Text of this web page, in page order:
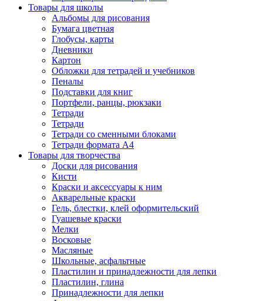
Товары для школы
Альбомы для рисования
Бумага цветная
Глобусы, карты
Дневники
Картон
Обложки для тетрадей и учебников
Пеналы
Подставки для книг
Портфели, ранцы, рюкзаки
Тетради
Тетради
Тетради со сменными блоками
Тетради формата А4
Товары для творчества
Доски для рисования
Кисти
Краски и аксессуары к ним
Акварельные краски
Гель, блестки, клей оформительский
Гуашевые краски
Мелки
Восковые
Масляные
Школьные, асфальтные
Пластилин и принадлежности для лепки
Пластилин, глина
Принадлежности для лепки